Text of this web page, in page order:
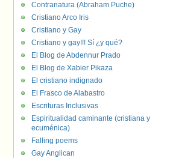
Contranatura (Abraham Puche)
Cristiano Arco Iris
Cristiano y Gay
Cristiano y gay!!! Sí ¿y qué?
El Blog de Abdennur Prado
El Blog de Xabier Pikaza
El cristiano indignado
El Frasco de Alabastro
Escrituras Inclusivas
Espiritualidad caminante (cristiana y
ecuménica)
Falling poems
Gay Anglican